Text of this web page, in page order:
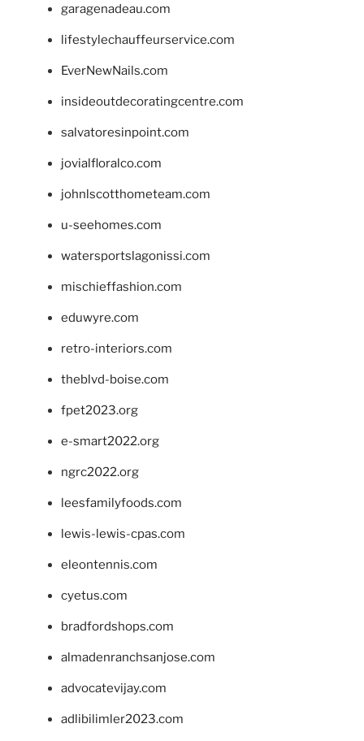
garagenadeau.com
lifestylechauffeurservice.com
EverNewNails.com
insideoutdecoratingcentre.com
salvatoresinpoint.com
jovialfloralco.com
johnlscotthometeam.com
u-seehomes.com
watersportslagonissi.com
mischieffashion.com
eduwyre.com
retro-interiors.com
theblvd-boise.com
fpet2023.org
e-smart2022.org
ngrc2022.org
leesfamilyfoods.com
lewis-lewis-cpas.com
eleontennis.com
cyetus.com
bradfordshops.com
almadenranchsanjose.com
advocatevijay.com
adlibilimler2023.com